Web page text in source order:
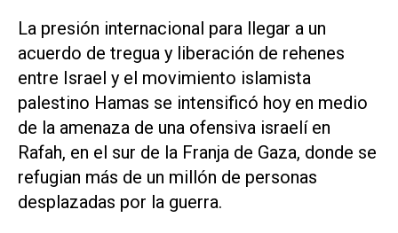
La presión internacional para llegar a un
acuerdo de tregua y liberación de rehenes
entre Israel y el movimiento islamista
palestino Hamas se intensificó hoy en medio
de la amenaza de una ofensiva israelí en
Rafah, en el sur de la Franja de Gaza, donde se
refugian más de un millón de personas
desplazadas por la guerra.